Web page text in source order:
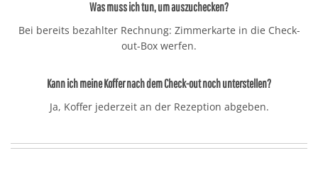
Was muss ich tun, um auszuchecken?
Bei bereits bezahlter Rechnung: Zimmerkarte in die Check-
out-Box werfen.
Kann ich meine Koffer nach dem Check-out noch unterstellen?
Ja, Koffer jederzeit an der Rezeption abgeben.